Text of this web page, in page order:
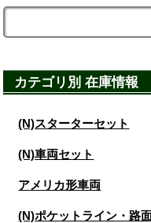
カテゴリ別 在庫情報
(N)スターターセット
(N)車両セット
アメリカ形車両
(N)ポケットライン・路